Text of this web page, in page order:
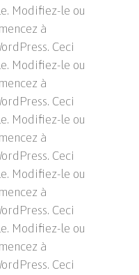
Modifiez-le ou
à
Ceci
Modifiez-le ou
à
Ceci
Modifiez-le ou
à
Ceci
Modifiez-le ou
à
Ceci
Modifiez-le ou
à
Ceci